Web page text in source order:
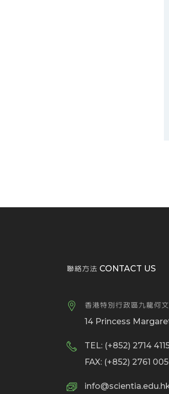
聯絡方法 CONTACT US
香港特別行政區九龍何
14 Princess
TEL: (+852) 2714
FAX: (+852) 2761